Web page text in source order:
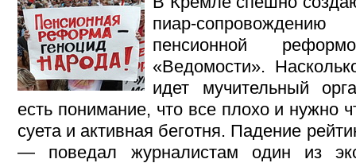
пиар-
пенсионной
«Ведомости».
идет мучительный
есть понимание, что все плохо и нужно
суета и активная беготня. Падение
— поведал журналистам один из